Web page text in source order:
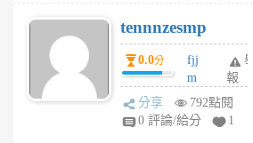
6
個
月
前
tennnzesmp
0.0分
fjj
m
w
rs
舉
報
分享
792點閱
0 評論/給分
1